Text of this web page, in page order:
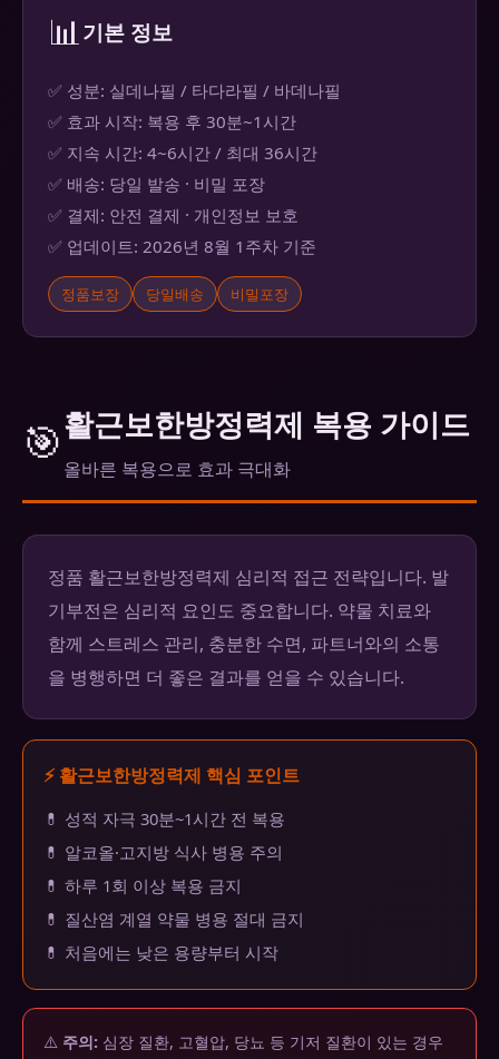
📊기본 정보
✅ 성분: 실데나필 / 타다라필 / 바데나필
✅ 효과 시작: 복용 후 30분~1시간
✅ 지속 시간: 4~6시간 / 최대 36시간
✅ 배송: 당일 발송 · 비밀 포장
✅ 결제: 안전 결제 · 개인정보 보호
✅ 업데이트: 2026년 8월 1주차 기준
정품보장 당일배송 비밀포장
🎯활근보한방정력제 복용 가이드
올바른 복용으로 효과 극대화
정품 활근보한방정력제 심리적 접근 전략입니다. 발
기부전은 심리적 요인도 중요합니다. 약물 치료와
함께 스트레스 관리, 충분한 수면, 파트너와의 소통
을 병행하면 더 좋은 결과를 얻을 수 있습니다.
⚡ 활근보한방정력제 핵심 포인트
💊 성적 자극 30분~1시간 전 복용
💊 알코올·고지방 식사 병용 주의
💊 하루 1회 이상 복용 금지
💊 질산염 계열 약물 병용 절대 금지
💊 처음에는 낮은 용량부터 시작
⚠️ 주의: 심장 질환, 고혈압, 당뇨 등 기저 질환이 있는 경우